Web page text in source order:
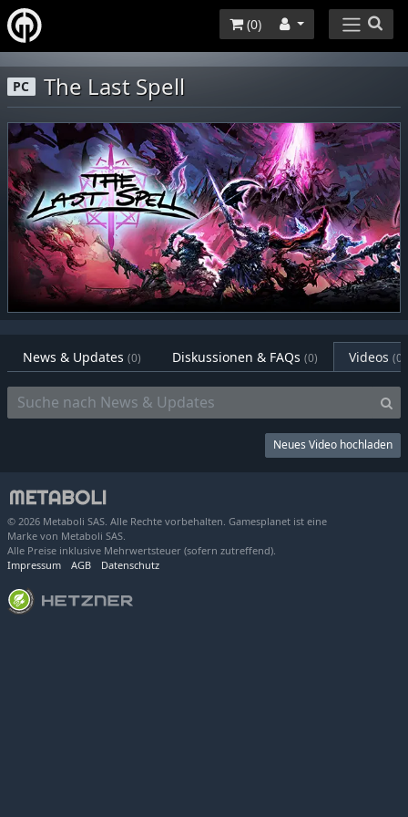
(0)
PC The Last Spell
News & Updates (0) Diskussionen & FAQs (0) Videos (0)
Neues Video hochladen
© 2026 Metaboli SAS. Alle Rechte vorbehalten. Gamesplanet ist eine
Marke von Metaboli SAS.
Alle Preise inklusive Mehrwertsteuer (sofern zutreffend).
Impressum
AGB Datenschutz